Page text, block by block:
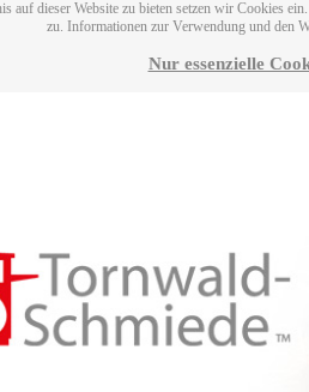
auf dieser Website zu bieten setzen wir Cookies
zu. Informationen zur Verwendung und den
Nur essenzielle